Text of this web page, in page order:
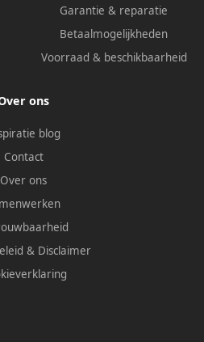
Garantie & reparatie
Betaalmogelijkheden
Voorraad & beschikbaarheid
ons
blog
Contact
Over ons
& Disclaimer